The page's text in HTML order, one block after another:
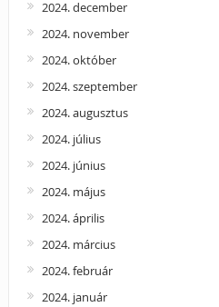
2024. december
2024. november
2024. október
2024. szeptember
2024. augusztus
2024. július
2024. június
2024. május
2024. április
2024. március
2024. február
2024. január